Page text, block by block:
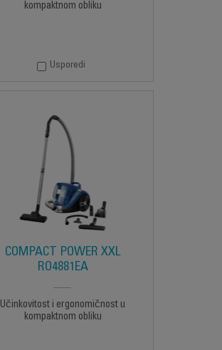
kompaktnom obliku
Usporedi
COMPACT POWER XXL
RO4881EA
Učinkovitost i ergonomičnost u
kompaktnom obliku